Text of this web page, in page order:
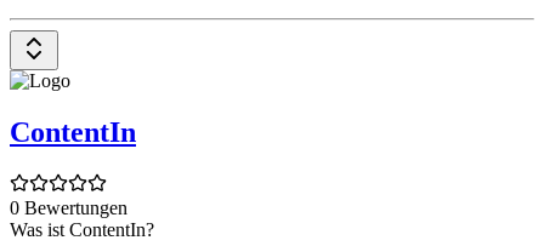
ContentIn
0 Bewertungen
Was ist ContentIn?